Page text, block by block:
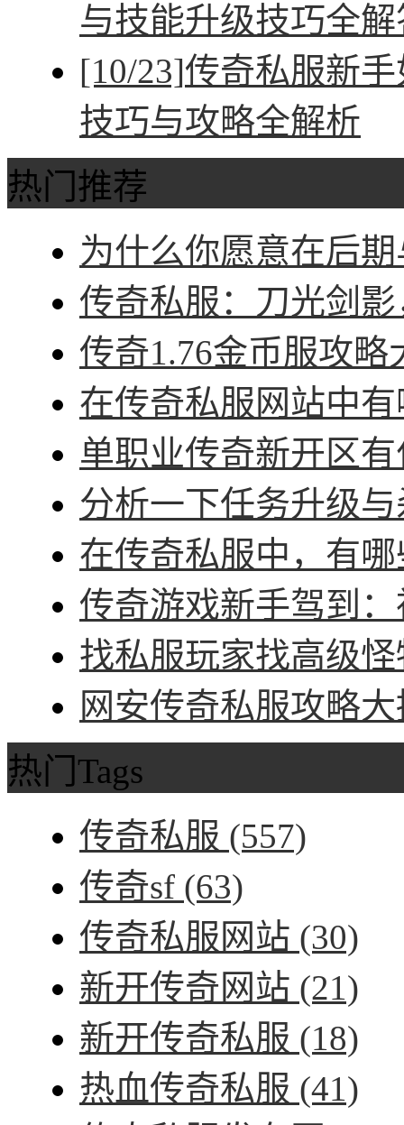
与技能升级技巧全解
[10/23]传奇私服新
技巧与攻略全解析
热门推荐
为什么你愿意在后
传奇私服：刀光剑
传奇1.76金币服攻
在传奇私服网站中
单职业传奇新开区
分析一下任务升级
在传奇私服中，有
传奇游戏新手驾到
找私服玩家找高级
网安传奇私服攻略
热门Tags
传奇私服 (557)
传奇sf (63)
传奇私服网站 (30)
新开传奇网站 (21)
新开传奇私服 (18)
热血传奇私服 (41)